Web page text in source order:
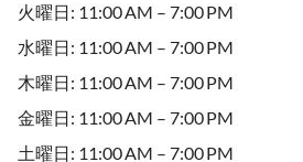
火曜日: 11:00 AM – 7:00 PM
水曜日: 11:00 AM – 7:00 PM
木曜日: 11:00 AM – 7:00 PM
金曜日: 11:00 AM – 7:00 PM
土曜日: 11:00 AM – 7:00 PM